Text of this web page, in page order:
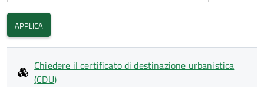
Chiedere il certificato di destinazione urbanistica
(CDU)